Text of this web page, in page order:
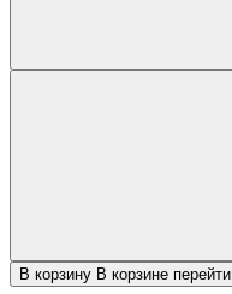
В корзину В корзине перейти